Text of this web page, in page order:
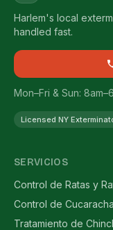
Harlem's local
handled fast.
Mon–Fri & Sun:
Licensed NY
SERVICIOS
Control de Ratas y
Control de
Tratamiento de